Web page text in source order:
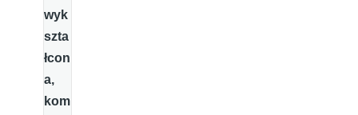
wyk
szta
łcon
a,
kom